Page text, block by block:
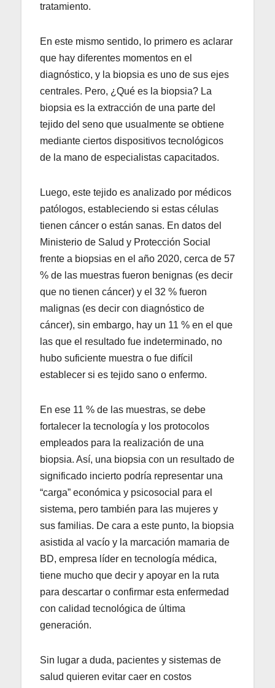
tratamiento.
En este mismo sentido, lo primero es aclarar
que hay diferentes momentos en el
diagnóstico, y la biopsia es uno de sus ejes
centrales. Pero, ¿Qué es la biopsia? La
biopsia es la extracción de una parte del
tejido del seno que usualmente se obtiene
mediante ciertos dispositivos tecnológicos
de la mano de especialistas capacitados.
Luego, este tejido es analizado por médicos
patólogos, estableciendo si estas células
tienen cáncer o están sanas. En datos del
Ministerio de Salud y Protección Social
frente a biopsias en el año 2020, cerca de 57
% de las muestras fueron benignas (es decir
que no tienen cáncer) y el 32 % fueron
malignas (es decir con diagnóstico de
cáncer), sin embargo, hay un 11 % en el que
las que el resultado fue indeterminado, no
hubo suficiente muestra o fue difícil
establecer si es tejido sano o enfermo.
En ese 11 % de las muestras, se debe
fortalecer la tecnología y los protocolos
empleados para la realización de una
biopsia. Así, una biopsia con un resultado de
significado incierto podría representar una
“carga” económica y psicosocial para el
sistema, pero también para las mujeres y
sus familias. De cara a este punto, la biopsia
asistida al vacío y la marcación mamaria de
BD, empresa líder en tecnología médica,
tiene mucho que decir y apoyar en la ruta
para descartar o confirmar esta enfermedad
con calidad tecnológica de última
generación.
Sin lugar a duda, pacientes y sistemas de
salud quieren evitar caer en costos